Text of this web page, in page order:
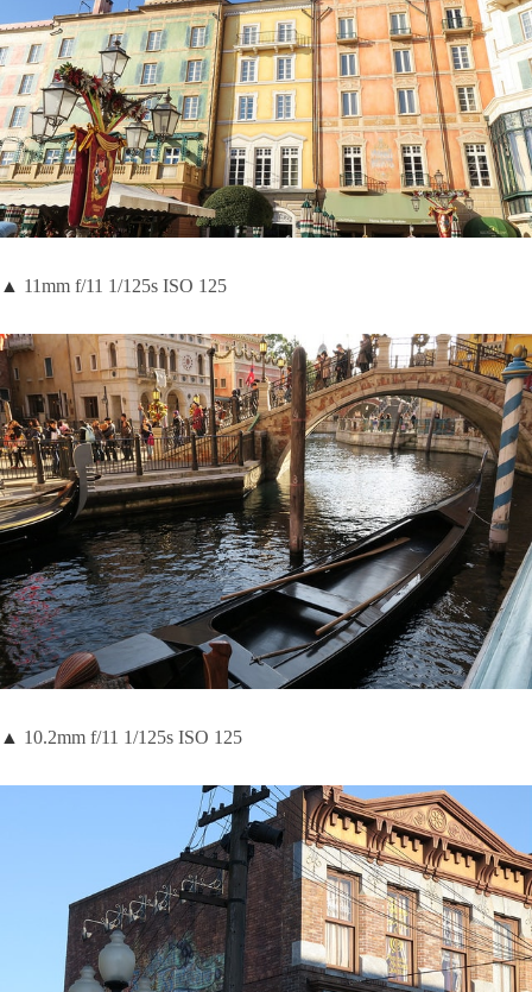
▲ 11mm f/11 1/125s ISO 125
▲ 10.2mm f/11 1/125s ISO 125